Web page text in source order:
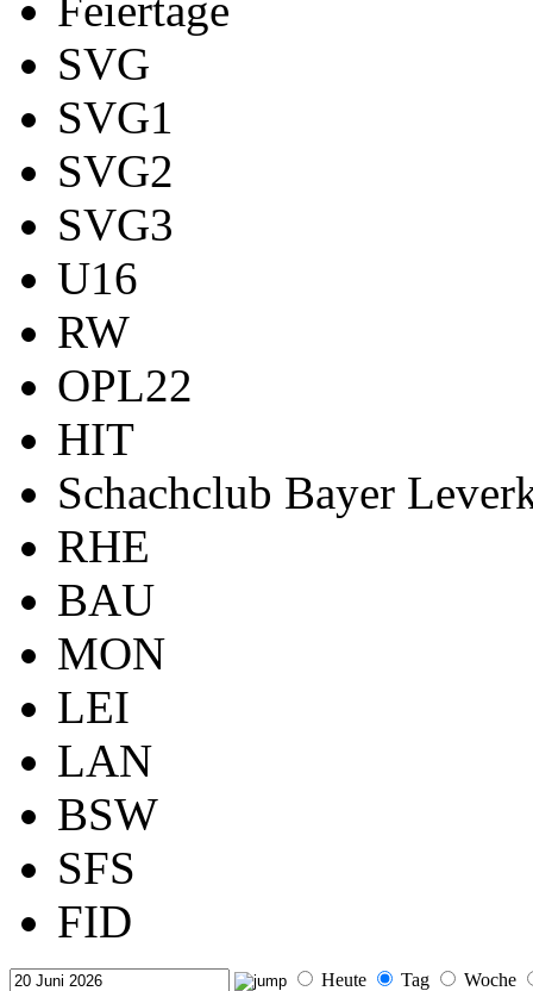
Feiertage
SVG
SVG1
SVG2
SVG3
U16
RW
OPL22
HIT
Schachclub Bayer
RHE
BAU
MON
LEI
LAN
BSW
SFS
FID
Heute Tag Woche